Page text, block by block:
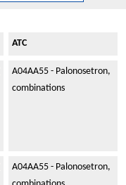
ATC
A04AA55 - Palonosetron,
combinations
A04AA55 - Palonosetron,